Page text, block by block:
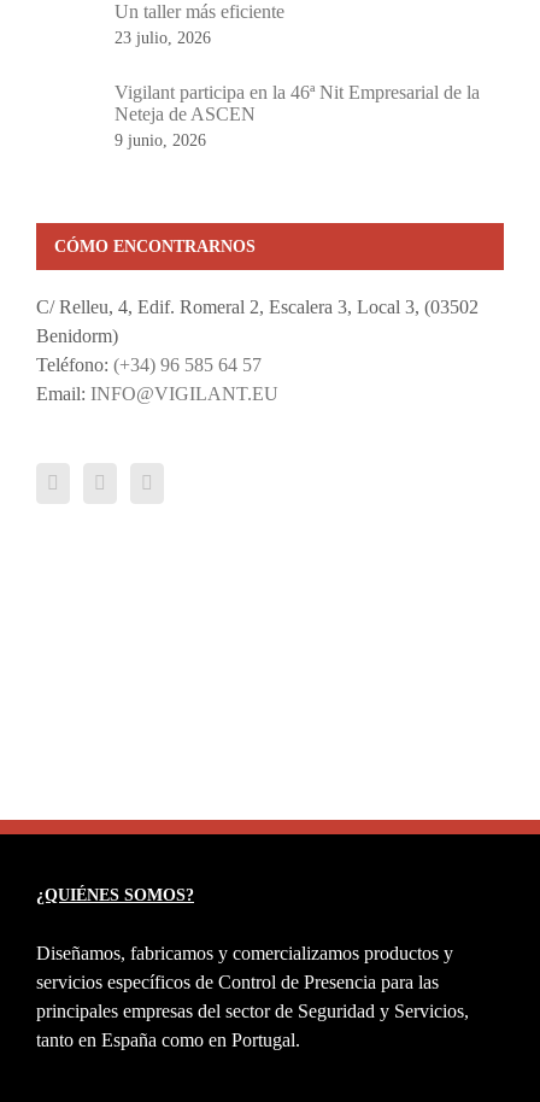
Un taller más eficiente
23 julio, 2026
Vigilant participa en la 46ª Nit Empresarial de la
Neteja de ASCEN
9 junio, 2026
CÓMO ENCONTRARNOS
C/ Relleu, 4, Edif. Romeral 2, Escalera 3, Local 3, (03502
Benidorm)
Teléfono: (+34) 96 585 64 57
Email: INFO@VIGILANT.EU
¿QUIÉNES SOMOS?
Diseñamos, fabricamos y comercializamos productos y
servicios específicos de Control de Presencia para las
principales empresas del sector de Seguridad y Servicios,
tanto en España como en Portugal.